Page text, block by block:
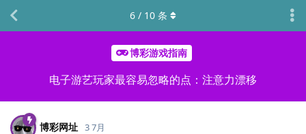
博彩游戏指南
电子游艺玩家最容易忽略的点：注意力漂移
6 / 10 条
博彩网址 3 7月